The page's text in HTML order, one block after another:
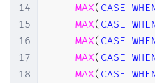
67
68
69
70
71
-- RESULTADO
14
15
16
17
18
MAX( CASE
MAX( CASE
MAX( CASE
MAX( CASE
MAX( CASE